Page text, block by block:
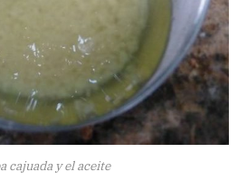
cajuada y el aceite